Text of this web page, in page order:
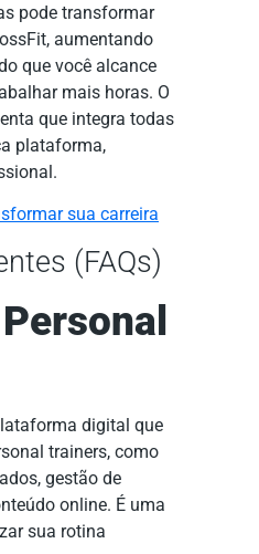
pode transformar
aumentando
que você alcance
mais horas. O
que integra todas
plataforma,
sua carreira
(FAQs)
digital que
trainers, como
gestão de
online. É uma
sua rotina